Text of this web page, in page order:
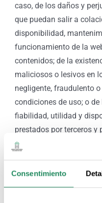
Consentimiento
caso, de los daños y
que puedan salir a
disponibilidad,
funcionamiento de la
contenidos; de la
maliciosos o lesivos en
negligente, fraudulento
condiciones de uso; o
fiabilidad, utilidad y
prestados por terceros
usuarios en el sitio web.